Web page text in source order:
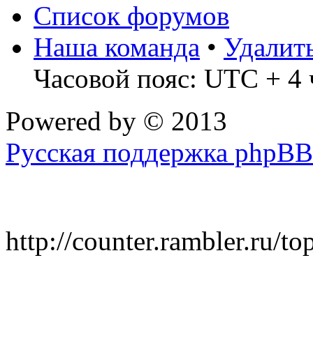
Список форумов
Наша команда •
Часовой пояс: UTC + 4
Powered by © 2013
Русская поддержка phpBB
http://counter.rambler.ru/